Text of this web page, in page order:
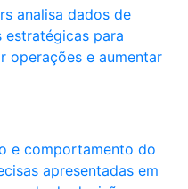
analisa dados de
para
operações e aumentar
e comportamento do
apresentadas em